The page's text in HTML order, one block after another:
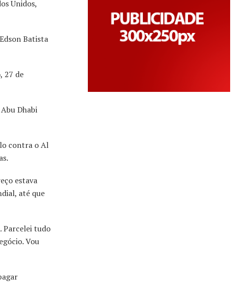
Unidos,
Batista
27 de
Dhabi
contra o Al
estava
até que
Parcelei tudo
Vou